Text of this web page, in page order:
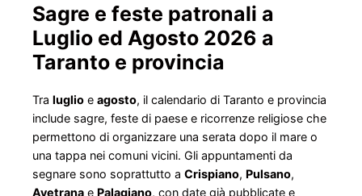
Sagre e feste patronali a
Luglio ed Agosto 2026 a
Taranto e provincia
Tra luglio e agosto, il calendario di Taranto e provincia
include sagre, feste di paese e ricorrenze religiose che
permettono di organizzare una serata dopo il mare o
una tappa nei comuni vicini. Gli appuntamenti da
segnare sono soprattutto a Crispiano, Pulsano,
Avetrana e Palagiano, con date già pubblicate e